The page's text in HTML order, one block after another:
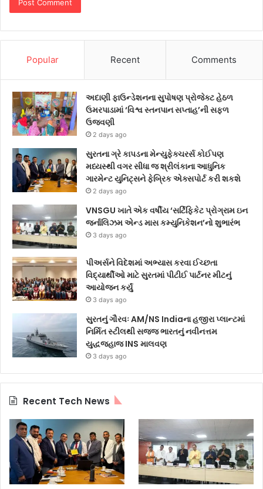
Popular Recent Comments
અદાણી ફાઉન્ડેશનના સુપોષણ પ્રોજેક્ટ હેઠળ
ઉમરપાડામાં ‘વિશ્વ સ્તનપાન સપ્તાહ’ની સફળ
ઉજવણી
2 days ago
સુરતના ગ્રે કાપડના મેન્યુફેક્ચરર્સ કોઈપણ
મધ્યસ્થી વગર સીધા જ શ્રીલંકાના આધુનિક
ગારમેન્ટ યુનિટ્સને ફેબ્રિક એક્સપોર્ટ કરી શકશે
2 days ago
VNSGU ખાતે એક વર્ષીય ‘સર્ટિફિકેટ પ્રોગ્રામ ઇન
જર્નાલિઝમ એન્ડ માસ કમ્યુનિકેશન’નો શુભારંભ
3 days ago
પીઅર્સને વિદેશમાં અભ્યાસ કરવા ઈચ્છતા
વિદ્યાર્થીઓ માટે સુરતમાં પીટીઈ પાર્ટનર મીટનું
આયોજન કર્યું
3 days ago
સુરતનું ગૌરવઃ AM/NS Indiaના હજીરા પ્લાન્ટમાં
નિર્મિત સ્ટીલથી સજ્જ ભારતનું નવીનત્તમ
યુદ્ધજહાજ INS માલવણ
3 days ago
Recent Tech News